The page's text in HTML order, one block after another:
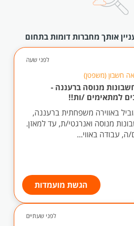
אותך מחברות דומות בתחום
לפני שעה
חשבון (משפטן)
מנוסה ברעננה -
למתאימים /ות!!
באווירה משפחתית ברעננה,
מנוסה ואנרגטי/ת, עד למאזן.
עבודה באווי...
הגשת מועמדות
לפני שעתיים